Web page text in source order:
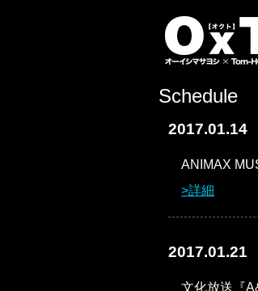
Schedule
2017.01.14
ANIMAX
詳細
2017.01.21
文化放送『